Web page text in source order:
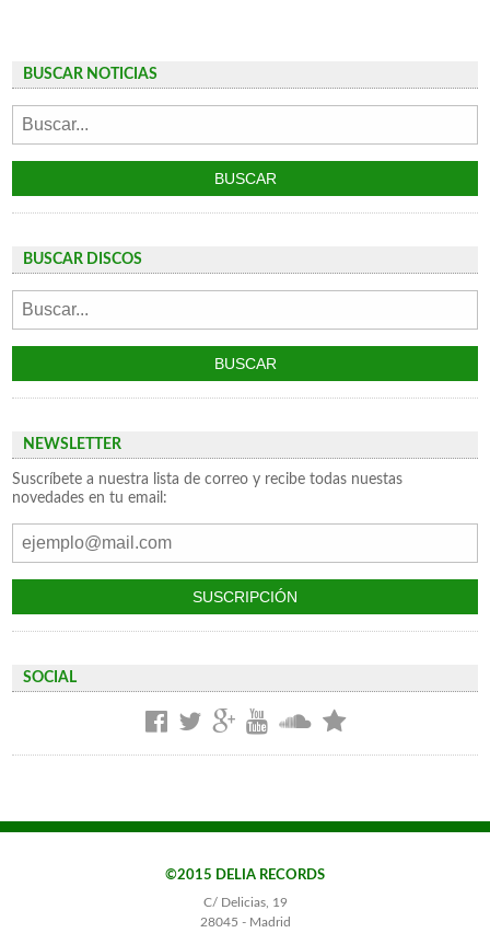
BUSCAR NOTICIAS
BUSCAR DISCOS
NEWSLETTER
Suscríbete a nuestra lista de correo y recibe todas nuestas
novedades en tu email:
SOCIAL
©2015 DELIA RECORDS
C/ Delicias, 19
28045 - Madrid